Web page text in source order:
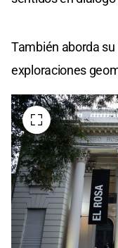
También aborda
exploraciones